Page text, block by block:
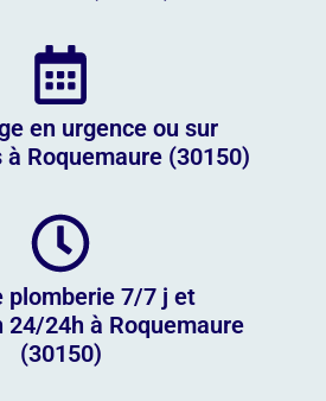
en urgence ou sur
à Roquemaure (30150)
plomberie 7/7 j et
24h à Roquemaure
(30150)